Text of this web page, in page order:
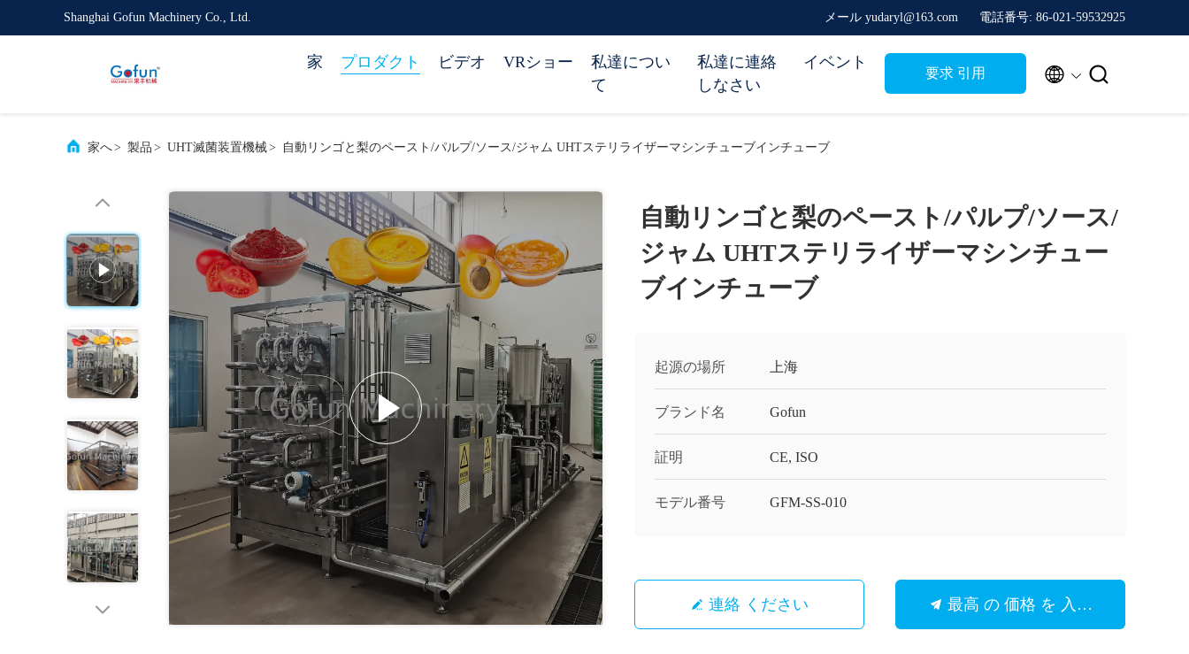
Shanghai Gofun Machinery Co., Ltd. メール yudaryl@163.com 電話番号: 86-021-59532925
家 プロダクト ビデオ VRショー
私達につい
て
私達に連絡
しなさい
イベント
要求 引用  
家へ> 製品 > UHT滅菌装置機械> 自動リンゴと梨のペースト/パルプ/ソース/ジャム UHTステリライザーマシンチューブインチューブ
自動リンゴと梨のペースト/パルプ/ソース/
ジャム UHTステリライザーマシンチュー
ブインチューブ
起源の場所 上海
ブランド名 Gofun
証明 CE, ISO
モデル番号 GFM-SS-010
連絡 ください 最高 の 価格 を 入手 する